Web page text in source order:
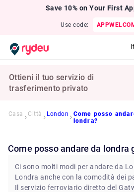
Save 10% on Your First
Use code:
Ottieni il tuo servizio di
trasferimento privato
Casa Città London
Come posso
londra?
Come posso andare da
Ci sono molti modi per andare da
Londra anche con la comodità dei
Il servizio ferroviario diretto del